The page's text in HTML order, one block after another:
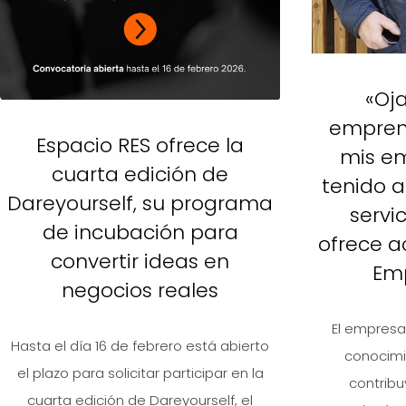
Espacio RES ofrece la
cuarta edición de
Dareyourself, su programa
de incubación para
convertir ideas en
negocios reales
Hasta el día 16 de febrero está abierto
el plazo para solicitar participar en la
cuarta edición de Dareyourself, el
mis
tenido
ofrece
El